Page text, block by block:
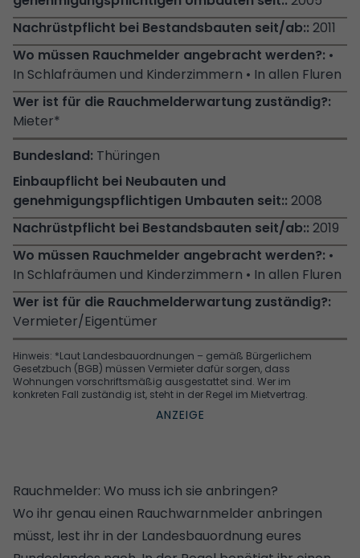
Hinweis: *Laut Landesbauordnungen – gemäß Bürgerlichem
Gesetzbuch (BGB) müssen Vermieter dafür sorgen, dass
Wohnungen vorschriftsmäßig ausgestattet sind. Wer im
konkreten Fall zuständig ist, steht in der Regel im Mietvertrag.
2011
•
In Schlafräumen und Kinderzimmern • In allen Fluren
Mieter*
Thüringen
2008
2019
•
In Schlafräumen und Kinderzimmern • In allen Fluren
Vermieter/Eigentümer
Rauchmelder: Wo muss ich sie anbringen?
Wo ihr genau einen Rauchwarnmelder anbringen
müsst, lest ihr in der Landesbauordnung eures